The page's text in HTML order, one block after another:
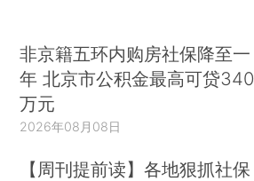
非京籍五环内购房社保降至一
年 北京市公积金最高可贷340
万元
2026年08月08日
【周刊提前读】各地狠抓社保